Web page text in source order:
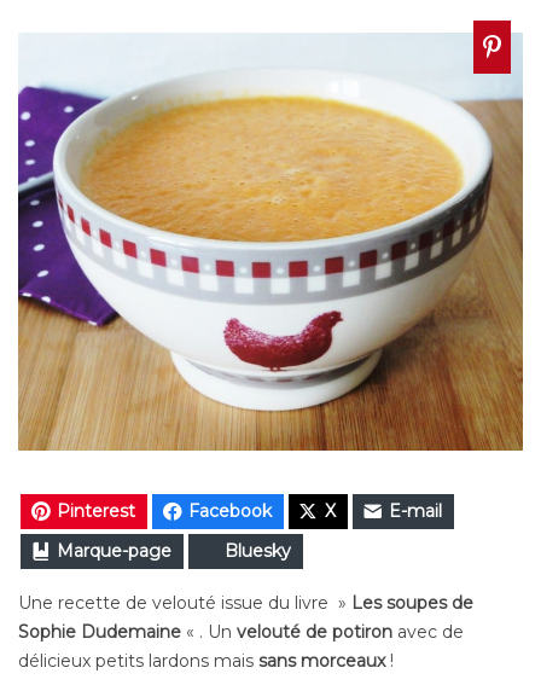
Pinterest Facebook X
E-mail
Marque-page
Bluesky
Une recette de velouté issue du livre » Les soupes de
Sophie Dudemaine « . Un velouté de potiron avec de
délicieux petits lardons mais sans morceaux!